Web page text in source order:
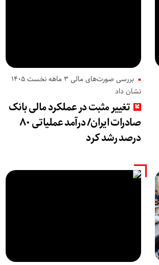
بررسی صورت‌های مالی 3 ماهه نخست 1405
نشان داد
تغییر مثبت در عملکرد مالی بانک
صادرات ایران/ درآمد عملیاتی ۸۰
درصد رشد کرد